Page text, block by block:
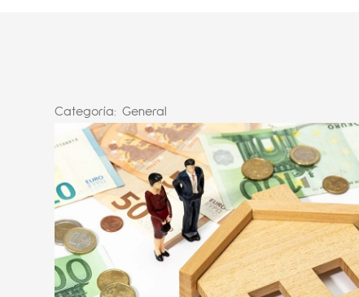
Categoría: General